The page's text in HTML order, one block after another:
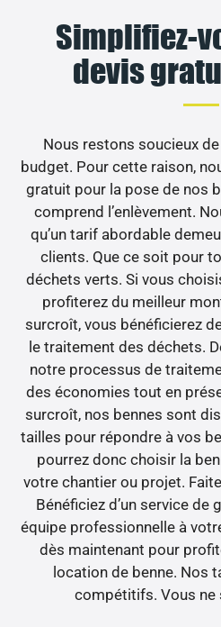
Simplifiez-
devis
Nous restons soucieux
budget. Pour cette raison,
gratuit pour la pose de nos
comprend l’enlèvement.
qu’un tarif abordable
clients. Que ce soit pour
déchets verts. Si vous
profiterez du meilleur
surcroît, vous bénéficierez
le traitement des déchets.
notre processus de
des économies tout en
surcroît, nos bennes sont
tailles pour répondre à vos
pourrez donc choisir la
votre chantier ou projet.
Bénéficiez d’un service de
équipe professionnelle à
dès maintenant pour
location de benne. Nos
compétitifs. Vous ne